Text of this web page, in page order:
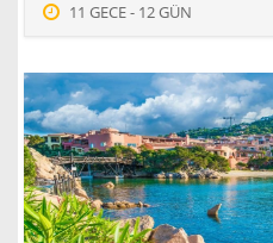
11 GECE - 12 GÜN